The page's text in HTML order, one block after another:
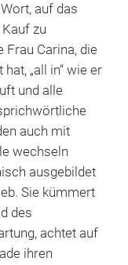
auf das
zu
Frau Carina, die
„all in“ wie er
und alle
auch mit
wechseln
ausgebildet
Sie kümmert
des
achtet auf
ihren